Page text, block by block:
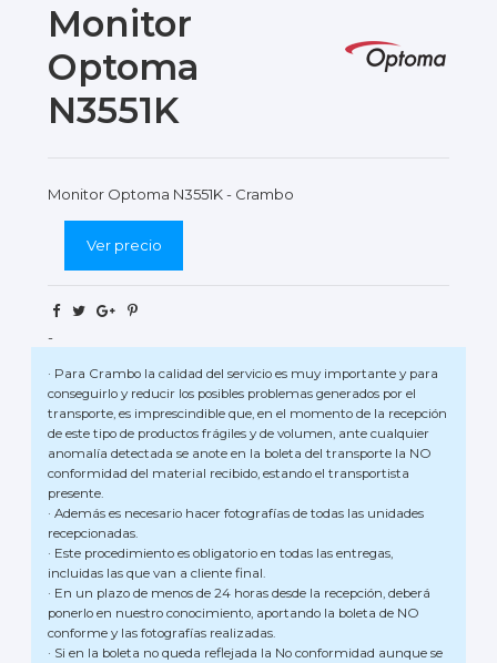
Monitor
Optoma
N3551K
Monitor Optoma N3551K - Crambo
Ver precio
-
· Para Crambo la calidad del servicio es muy importante y para
conseguirlo y reducir los posibles problemas generados por el
transporte, es imprescindible que, en el momento de la recepción
de este tipo de productos frágiles y de volumen, ante cualquier
anomalía detectada se anote en la boleta del transporte la NO
conformidad del material recibido, estando el transportista
presente.
· Además es necesario hacer fotografías de todas las unidades
recepcionadas.
· Este procedimiento es obligatorio en todas las entregas,
incluidas las que van a cliente final.
· En un plazo de menos de 24 horas desde la recepción, deberá
ponerlo en nuestro conocimiento, aportando la boleta de NO
conforme y las fotografías realizadas.
· Si en la boleta no queda reflejada la No conformidad aunque se